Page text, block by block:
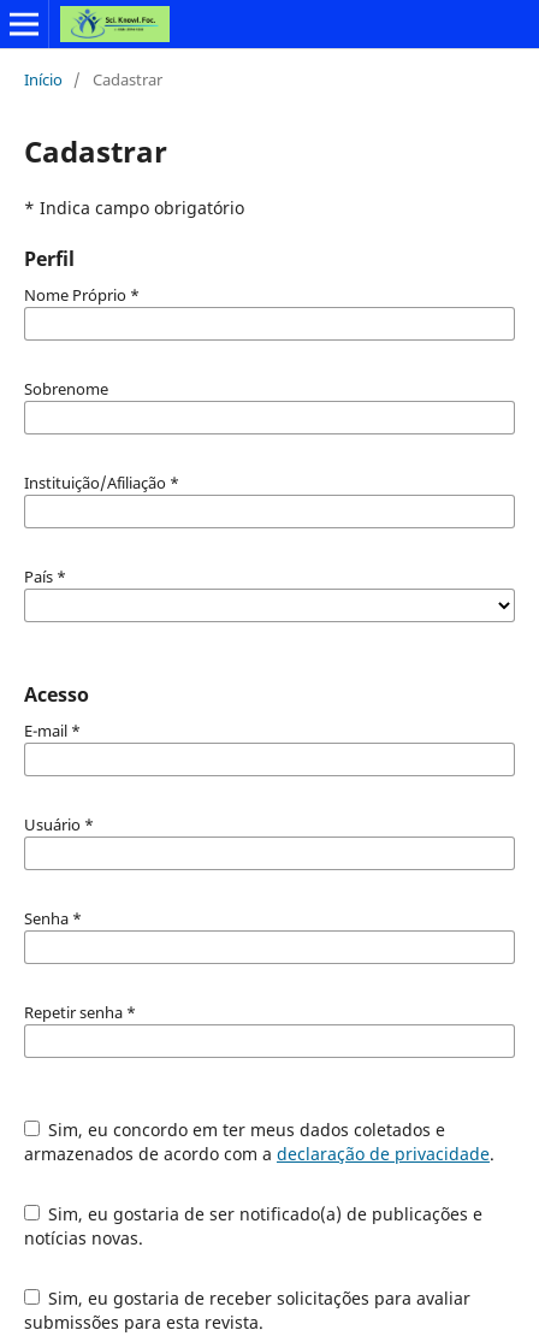
Início / Cadastrar
Cadastrar
* Indica campo obrigatório
Perfil
Nome Próprio *
Sobrenome
Instituição/Afiliação *
País *
Acesso
E-mail *
Usuário *
Senha *
Repetir senha *
Sim, eu concordo em ter meus dados coletados e
armazenados de acordo com a declaração de privacidade.
Sim, eu gostaria de ser notificado(a) de publicações e
notícias novas.
Sim, eu gostaria de receber solicitações para avaliar
submissões para esta revista.